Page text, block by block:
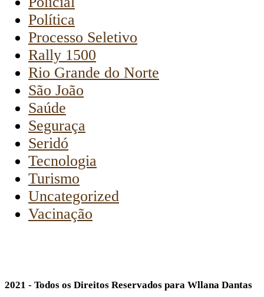
Política
Processo Seletivo
Rally 1500
Rio Grande do Norte
São João
Saúde
Seguraça
Seridó
Tecnologia
Turismo
Uncategorized
Vacinação
2021 - Todos os Direitos Reservados para Wllana Dantas